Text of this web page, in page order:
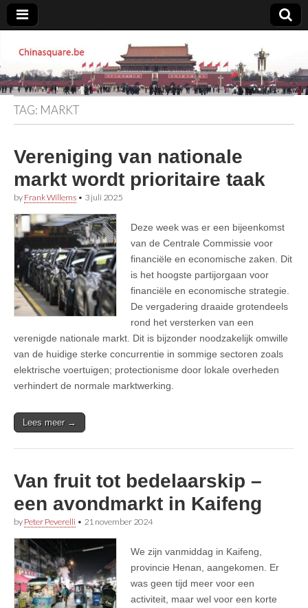
Chinasquare.be
TAG: MARKT
Vereniging van nationale
markt wordt prioritaire taak
by Frank Willems • 3 juli 2025
Deze week was er een bijeenkomst
van de Centrale Commissie voor
financiële en economische zaken. Dit
is het hoogste partijorgaan voor
financiële en economische strategie.
De vergadering draaide grotendeels
rond het versterken van een
verenigde nationale markt. Dit is bijzonder noodzakelijk omwille
van de huidige sterke concurrentie in sommige sectoren zoals
elektrische voertuigen; protectionisme door lokale overheden
verhindert de normale marktwerking.
Lees meer →
Van fruit tot bedelaarskip –
een avondmarkt in Kaifeng
by Peter Peverelli • 21 november 2024
We zijn vanmiddag in Kaifeng,
provincie Henan, aangekomen. Er
was geen tijd meer voor een
activiteit, maar wel voor een korte